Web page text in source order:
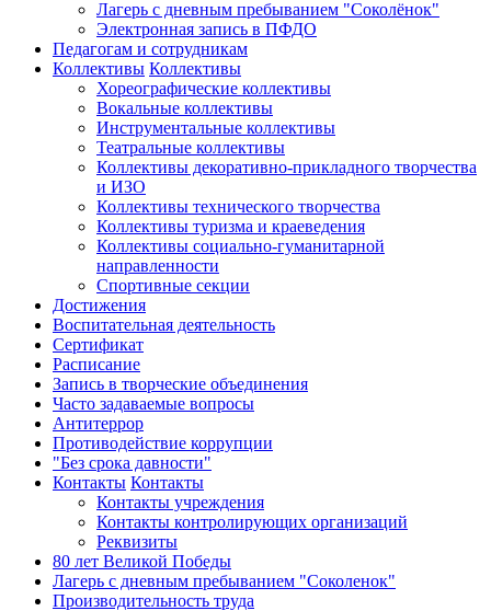
Лагерь с дневным пребыванием "Соколёнок"
Электронная запись в ПФДО
Педагогам и сотрудникам
Коллективы Коллективы
Хореографические коллективы
Вокальные коллективы
Инструментальные коллективы
Театральные коллективы
Коллективы декоративно-прикладного творчества
и ИЗО
Коллективы технического творчества
Коллективы туризма и краеведения
Коллективы социально-гуманитарной
направленности
Спортивные секции
Достижения
Воспитательная деятельность
Cертификат
Расписание
Запись в творческие объединения
Часто задаваемые вопросы
Антитеррор
Противодействие коррупции
"Без срока давности"
Контакты Контакты
Контакты учреждения
Контакты контролирующих организаций
Реквизиты
80 лет Великой Победы
Лагерь с дневным пребыванием "Соколенок"
Производительность труда